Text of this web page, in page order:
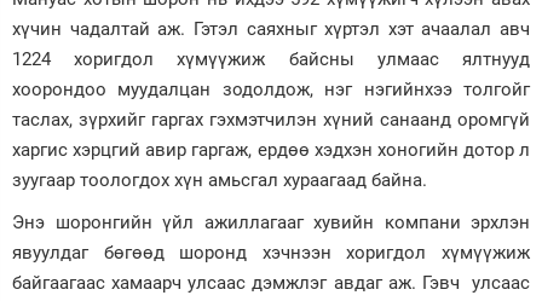
хүчин чадалтай аж. Гэтэл саяхныг хүртэл хэт ачаалал авч
1224 хоригдол хүмүүжиж байсны улмаас ялтнууд
хоорондоо муудалцан зодолдож, нэг нэгийнхээ толгойг
таслах, зүрхийг гаргах гэхмэтчилэн хүний санаанд оромгүй
харгис хэрцгий авир гаргаж, ердөө хэдхэн хоногийн дотор л
зуугаар тоологдох хүн амьсгал хураагаад байна.
Энэ шоронгийн үйл ажиллагааг хувийн компани эрхлэн
явуулдаг бөгөөд шоронд хэчнээн хоригдол хүмүүжиж
байгаагаас хамаарч улсаас дэмжлэг авдаг аж. Гэвч улсаас